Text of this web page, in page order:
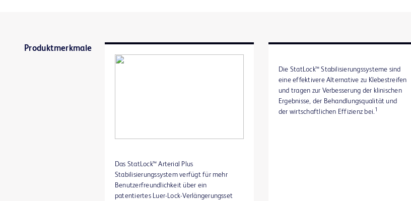
Produktmerkmale
Das StatLock™ Arterial Plus
Stabilisierungssystem verfügt für mehr
Benutzerfreundlichkeit über ein
patentiertes Luer-Lock-Verlängerungsset
Die StatLock™ Stabilisierungssysteme sind
eine effektivere Alternative zu Klebestreifen
und tragen zur Verbesserung der klinischen
Ergebnisse, der Behandlungsqualität und
der wirtschaftlichen Effizienz bei. 1